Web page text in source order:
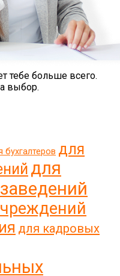
тебе больше всего.
выбор.
бухгалтеров для
для
для кадровых